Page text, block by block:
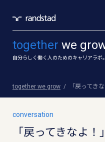
together we
自分らしく働く人のためのキャリアラボ。
together we grow
conversation
「戻ってきなよ